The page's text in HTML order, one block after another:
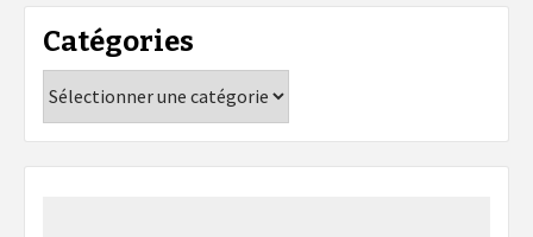
Catégories